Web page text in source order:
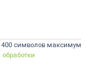
400 символов максимум